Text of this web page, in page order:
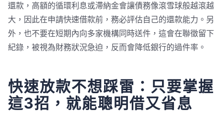
還款，高額的循環利息或滯納金會讓債務像滾雪球般越滾越
大，因此在申請快速借款前，務必評估自己的還款能力。另
外，也不要在短期內向多家機構同時送件，這會在聯徵留下
紀錄，被視為財務狀況急迫，反而會降低銀行的過件率。
快速放款不想踩雷：只要掌握
這3招，就能聰明借又省息